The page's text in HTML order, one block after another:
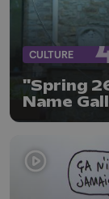
CULTURE
"Spring
Name